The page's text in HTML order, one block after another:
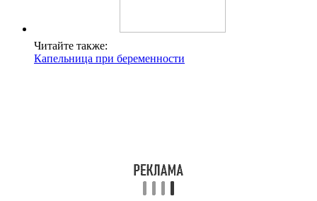
Читайте также:
Капельница при беременности